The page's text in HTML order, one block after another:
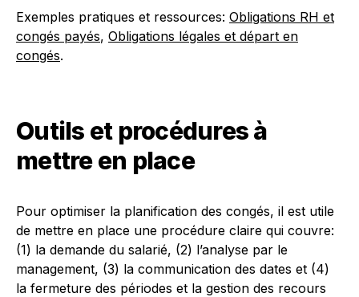
Exemples pratiques et ressources: Obligations RH et
congés payés, Obligations légales et départ en
congés.
Outils et procédures à
mettre en place
Pour optimiser la planification des congés, il est utile
de mettre en place une procédure claire qui couvre:
(1) la demande du salarié, (2) l’analyse par le
management, (3) la communication des dates et (4)
la fermeture des périodes et la gestion des recours